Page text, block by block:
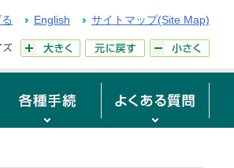
English サイトマップ(Site Map)